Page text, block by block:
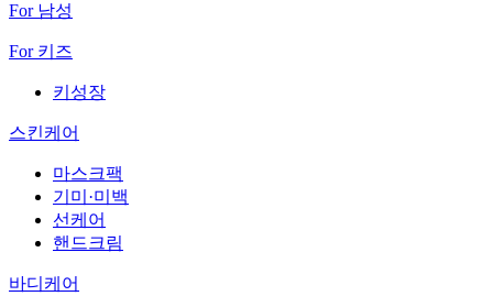
For 남성
For 키즈
키성장
스킨케어
마스크팩
기미·미백
선케어
핸드크림
바디케어